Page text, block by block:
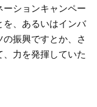
ションキャンペー
を、あるいはインバ
振興ですとか、さ
力を発揮していた